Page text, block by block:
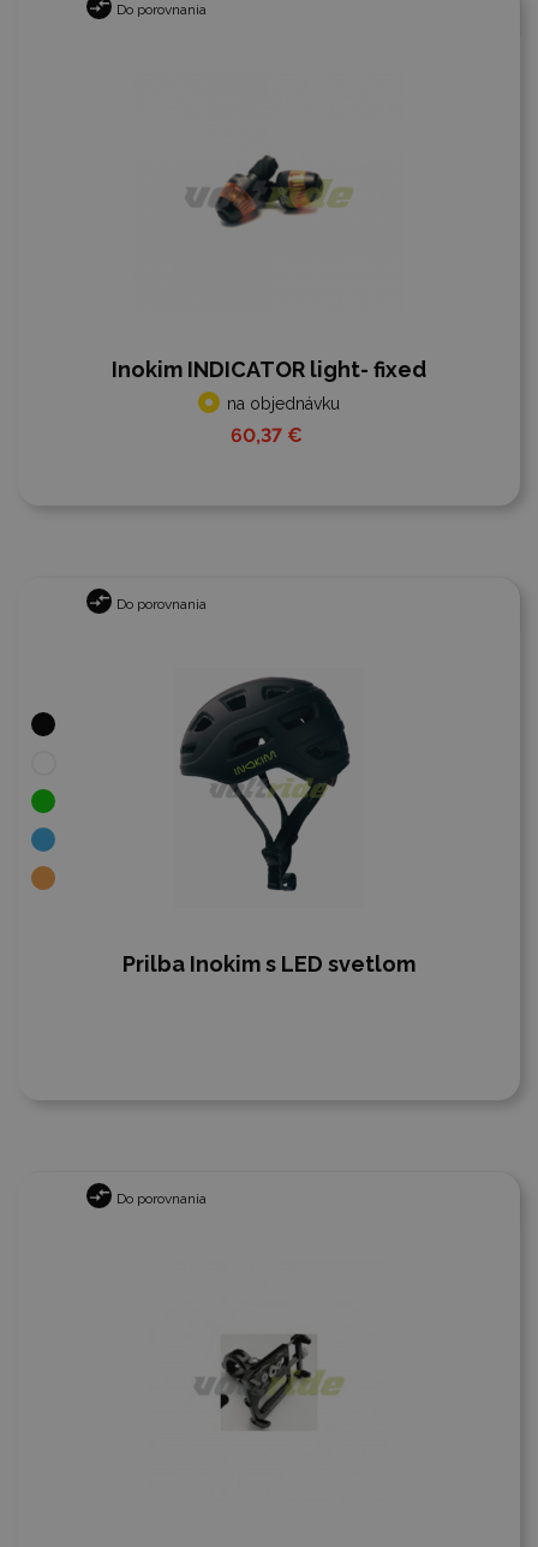
Do porovnania
Inokim INDICATOR light- fixed
na objednávku
60,37 €
Do porovnania
Prilba Inokim s LED svetlom
Do porovnania